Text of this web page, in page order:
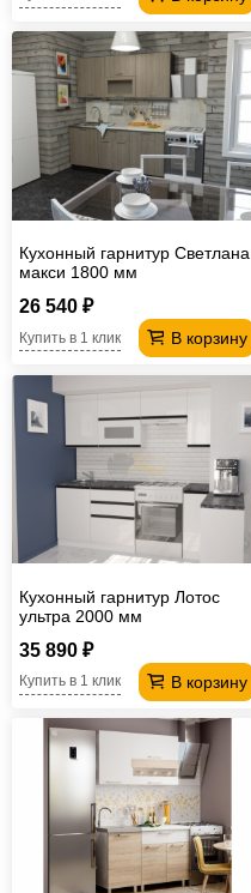
Кухонный гарнитур Светлана
макси 1800 мм
26 540 ₽
В корзину
Купить в 1 клик
Кухонный гарнитур Лотос
ультра 2000 мм
35 890 ₽
В корзину
Купить в 1 клик